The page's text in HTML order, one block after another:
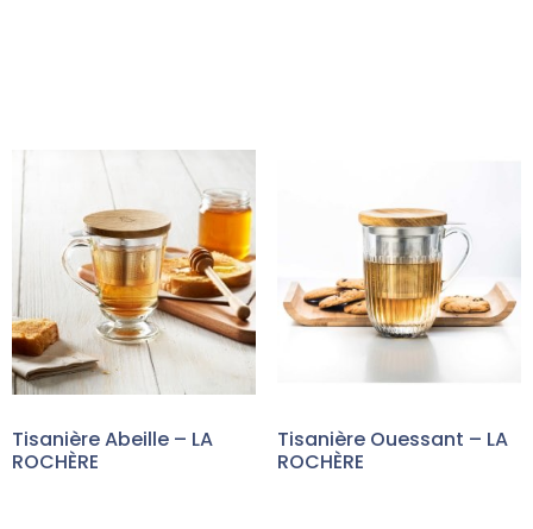
Tisanière Abeille – LA
ROCHÈRE
Tisanière Ouessant – LA
ROCHÈRE